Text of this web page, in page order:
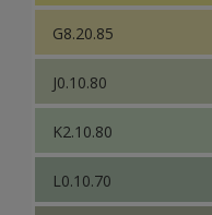
G8.20.85
J0.10.80
K2.10.80
L0.10.70